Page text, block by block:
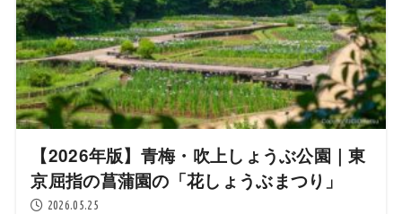
【2026年版】青梅・吹上しょうぶ公園｜東
京屈指の菖蒲園の「花しょうぶまつり」
2026.05.25